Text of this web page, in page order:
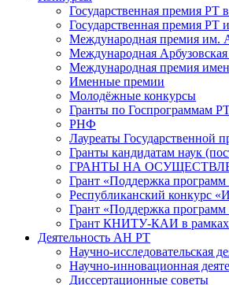
Государственная премия РТ
Государственная премия РТ
Международная премия им.
Международная
Международная премия
Именные премии
Молодёжные конкурсы
Гранты по Госпрограммам
РНФ
Лауреаты Государственной
Гранты кандидатам наук
ГРАНТЫ НА
Грант «Поддержка
Республиканский конкурс
Грант «Поддержка программ
Грант КНИТУ-КАИ в рамках
Деятельность АН РТ
Научно-исследовательская
Научно-инновационная
Диссертационные советы